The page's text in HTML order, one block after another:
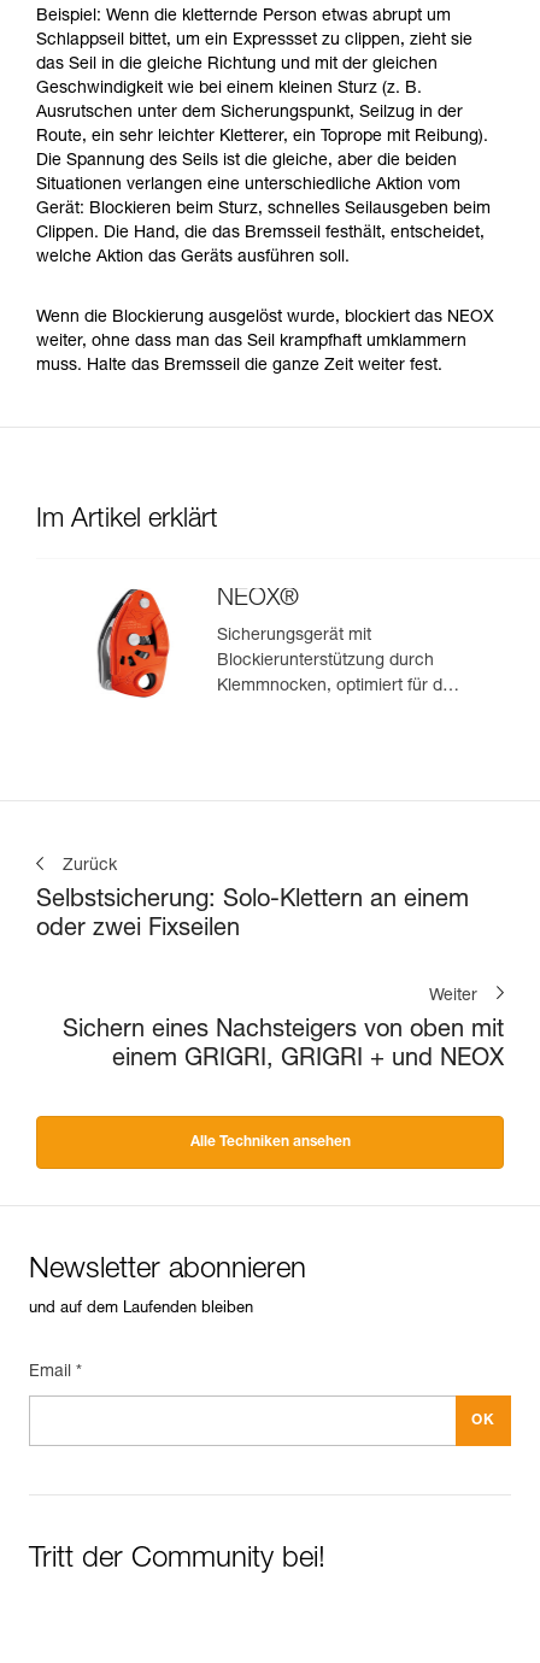
Beispiel: Wenn die kletternde Person etwas abrupt um
Schlappseil bittet, um ein Expressset zu clippen, zieht sie
das Seil in die gleiche Richtung und mit der gleichen
Geschwindigkeit wie bei einem kleinen Sturz (z. B.
Ausrutschen unter dem Sicherungspunkt, Seilzug in der
Route, ein sehr leichter Kletterer, ein Toprope mit Reibung).
Die Spannung des Seils ist die gleiche, aber die beiden
Situationen verlangen eine unterschiedliche Aktion vom
Gerät: Blockieren beim Sturz, schnelles Seilausgeben beim
Clippen. Die Hand, die das Bremsseil festhält, entscheidet,
welche Aktion das Geräts ausführen soll.
Wenn die Blockierung ausgelöst wurde, blockiert das NEOX
weiter, ohne dass man das Seil krampfhaft umklammern
muss. Halte das Bremsseil die ganze Zeit weiter fest.
Im Artikel erklärt
NEOX®
Sicherungsgerät mit
Blockierunterstützung durch
Klemmnocken, optimiert für das
Zurück
Selbstsicherung: Solo-Klettern an einem
oder zwei Fixseilen
Weiter
Sichern eines Nachsteigers von oben mit
einem GRIGRI, GRIGRI + und NEOX
Alle Techniken ansehen
Newsletter abonnieren
und auf dem Laufenden bleiben
Email *
Tritt der Community bei!